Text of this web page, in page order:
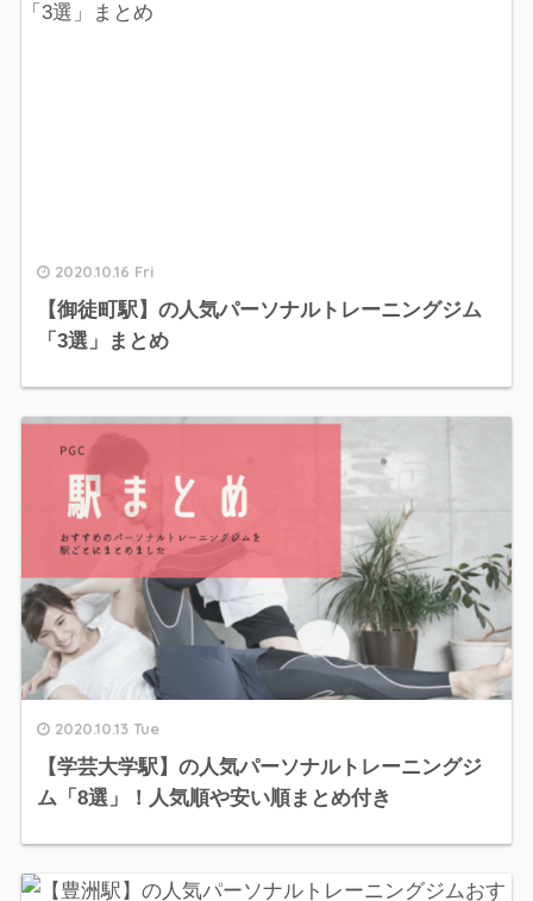
2020.10.16 Fri
【御徒町駅】の人気パーソナルトレーニングジム
「3選」まとめ
2020.10.13 Tue
【学芸大学駅】の人気パーソナルトレーニングジ
ム「8選」！人気順や安い順まとめ付き